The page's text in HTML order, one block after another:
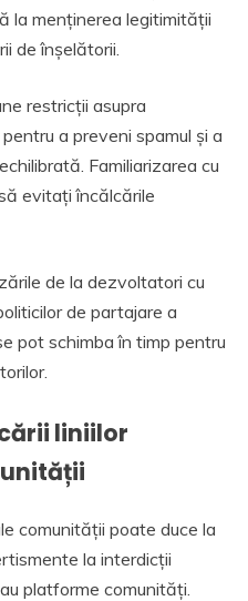
la menținerea legitimității
de înșelătorii.
restricții asupra
a preveni spamul și a
Familiarizarea cu
evitați încălcările
de la dezvoltatori cu
de partajare a
pot schimba în timp pentru
liniilor
comunității poate duce la
la interdicții
platforme comunități.